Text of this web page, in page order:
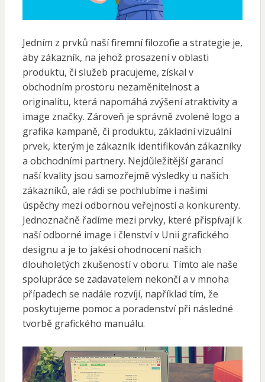
Jedním z prvků naší firemní filozofie a strategie je,
aby zákazník, na jehož prosazení v oblasti
produktu, či služeb pracujeme, získal v
obchodním prostoru nezaměnitelnost a
originalitu, která napomáhá zvýšení atraktivity a
image značky. Zároveň je správně zvolené logo a
grafika kampaně, či produktu, základní vizuální
prvek, kterým je zákazník identifikován zákazníky
a obchodními partnery. Nejdůležitější garancí
naší kvality jsou samozřejmě výsledky u našich
zákazníků, ale rádi se pochlubíme i našimi
úspěchy mezi odbornou veřejností a konkurenty.
Jednoznačně řadíme mezi prvky, které přispívají k
naší odborné image i členství v Unii grafického
designu a je to jakési ohodnocení našich
dlouholetých zkušeností v oboru. Tímto ale naše
spolupráce se zadavatelem nekončí a v mnoha
případech se nadále rozvíjí, například tím, že
poskytujeme pomoc a poradenství při následné
tvorbě grafického manuálu.